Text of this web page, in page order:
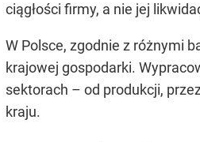
ciągłości firmy, a nie jej
W Polsce, zgodnie z różnymi
krajowej gospodarki.
sektorach – od produkcji,
kraju.